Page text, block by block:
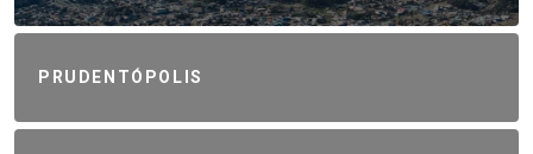
PRUDENTÓPOLIS